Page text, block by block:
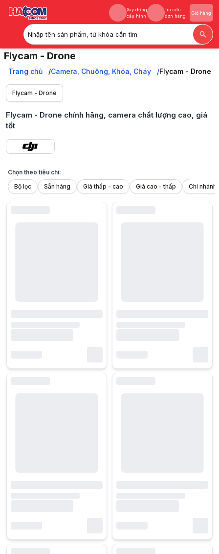
Xây dựng
cấu hình
Tra cứu
đơn hàng
Giỏ hàng
Nhập tên sản phẩm, từ khóa cần tìm
Xây dựng
Tra cứu
Flycam - Drone
Flycam - Drone chính hãng, camera chất lượng cao, giá tốt. Quay
Trang chủ
Flycam - Drone
Trang chủ Camera, Chuông, Khóa, Cháy Flycam - Drone
Flycam - Drone
Flycam - Drone chính hãng, camera chất lượng cao, giá
tốt
Chọn theo tiêu chí:
Bộ lọc
Sẵn hàng Giá thấp - cao Giá cao - thấp